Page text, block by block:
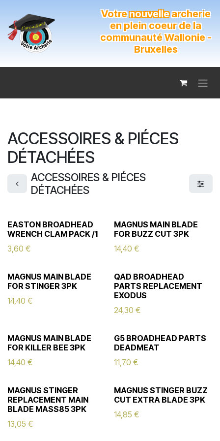
Votrenouvellearcherie
en plein coeur de la
communauté Wallonie -
Bruxelles
ACCESSOIRES & PIÉCES
DÉTACHÉES
ACCESSOIRES & PIÉCES
DÉTACHÉES
EASTON BROADHEAD
WRENCH CLAM PACK /1
3,60 €
MAGNUS MAIN BLADE
FOR BUZZ CUT 3PK
14,40 €
MAGNUS MAIN BLADE
FOR STINGER 3PK
14,40 €
QAD BROADHEAD
PARTS REPLACEMENT
EXODUS
24,30 €
MAGNUS MAIN BLADE
FOR KILLER BEE 3PK
14,40 €
G5 BROADHEAD PARTS
DEADMEAT
11,70 €
MAGNUS STINGER
REPLACEMENT MAIN
BLADE MASS85 3PK
13,05 €
MAGNUS STINGER BUZZ
CUT EXTRA BLADE 3PK
14,85 €